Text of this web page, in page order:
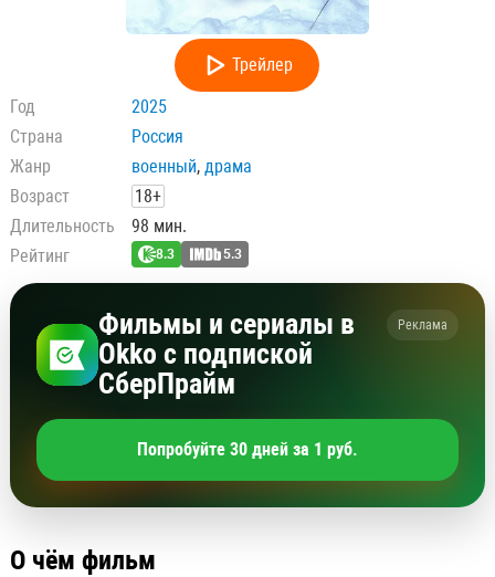
Трейлер
Год
2025
Страна
Россия
Жанр
военный, драма
Возраст
18+
Длительность
98 мин.
Рейтинг
8.3 5.3
Фильмы и сериалы в
Okko с подпиской
СберПрайм
Реклама
Попробуйте 30 дней за 1 руб.
О чём фильм